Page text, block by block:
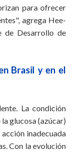
para ofrecer
agrega Hee-
de Desarrollo de
Brasil y en el
La condición
glucosa (azúcar)
inadecuada
Con la evolución